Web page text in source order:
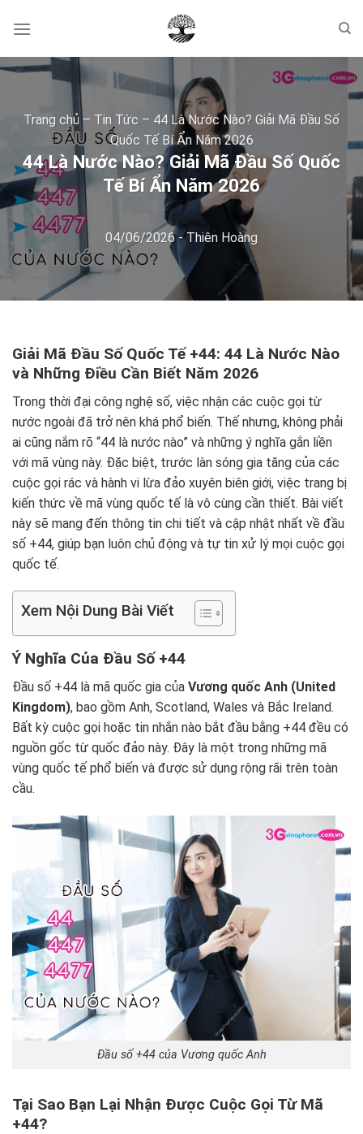
Trang chủ– Tin Tức – 44 Là Nước Nào? Giải Mã Đầu Số
Quốc Tế Bí Ẩn Năm 2026
44 Là Nước Nào? Giải Mã Đầu Số Quốc
Tế Bí Ẩn Năm 2026
04/06/2026-Thiên Hoàng
Giải Mã Đầu Số Quốc Tế +44: 44 Là Nước Nào
và Những Điều Cần Biết Năm 2026
Trong thời đại công nghệ số, việc nhận các cuộc gọi từ
nước ngoài đã trở nên khá phổ biến. Thế nhưng, không phải
ai cũng nắm rõ “44 là nước nào” và những ý nghĩa gắn liền
với mã vùng này. Đặc biệt, trước làn sóng gia tăng của các
cuộc gọi rác và hành vi lừa đảo xuyên biên giới, việc trang bị
kiến thức về mã vùng quốc tế là vô cùng cần thiết. Bài viết
này sẽ mang đến thông tin chi tiết và cập nhật nhất về đầu
số +44, giúp bạn luôn chủ động và tự tin xử lý mọi cuộc gọi
quốc tế.
Xem Nội Dung Bài Viết
Ý Nghĩa Của Đầu Số +44
Đầu số +44 là mã quốc gia của Vương quốc Anh (United
Kingdom), bao gồm Anh, Scotland, Wales và Bắc Ireland.
Bất kỳ cuộc gọi hoặc tin nhắn nào bắt đầu bằng +44 đều có
nguồn gốc từ quốc đảo này. Đây là một trong những mã
vùng quốc tế phổ biến và được sử dụng rộng rãi trên toàn
cầu.
Đầu số +44 của Vương quốc Anh
Tại Sao Bạn Lại Nhận Được Cuộc Gọi Từ Mã
+44?